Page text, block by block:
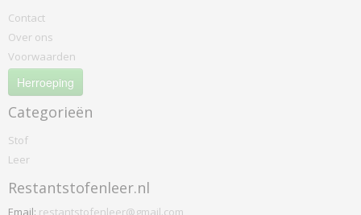
Contact
Over ons
Voorwaarden
Herroeping
Categorieën
Stof
Leer
Restantstofenleer.nl
Email: restantstofenleer@gmail.com